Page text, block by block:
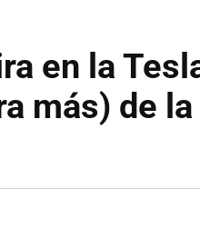
en la
más) de